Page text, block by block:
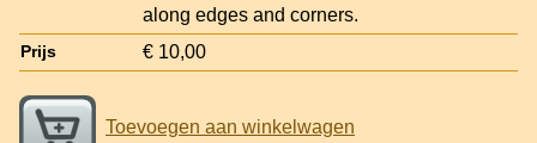
along edges and corners.
Prijs € 10,00
Toevoegen aan winkelwagen